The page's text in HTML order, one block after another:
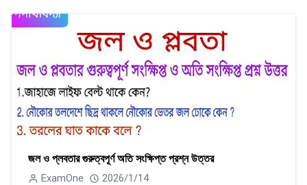
জল ও প্লবতার গুরুত্বপূর্ণ অতি সংক্ষিপ্ত প্রশ্ন উত্তর
ExamOne 2026/1/14